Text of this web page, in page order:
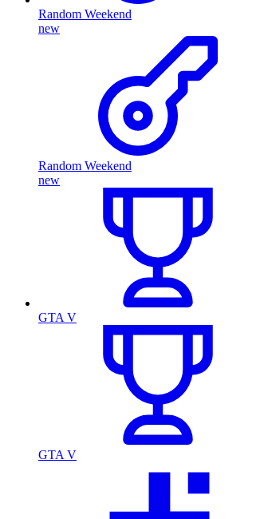
Random Weekend
new
Random Weekend
new
GTA V
GTA V